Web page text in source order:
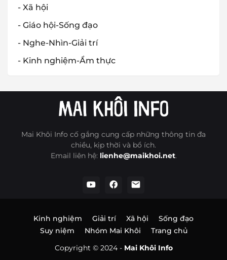
- Xã hội
- Giáo hội-Sống đạo
- Nghe-Nhìn-Giải trí
- Kinh nghiệm-Ẩm thực
Mai Khôi Info cố gắng cung cấp những thông tin đa
chiều, kịp thời và bổ ích.
Email liên hệ: lienhe@maikhoi.net.
Copyright © 2024 - Mai Khôi Info
Kinh nghiệm Giải trí Xã hội
Sống đạo
Suy niệm
Nhóm Mai Khôi Trang chủ